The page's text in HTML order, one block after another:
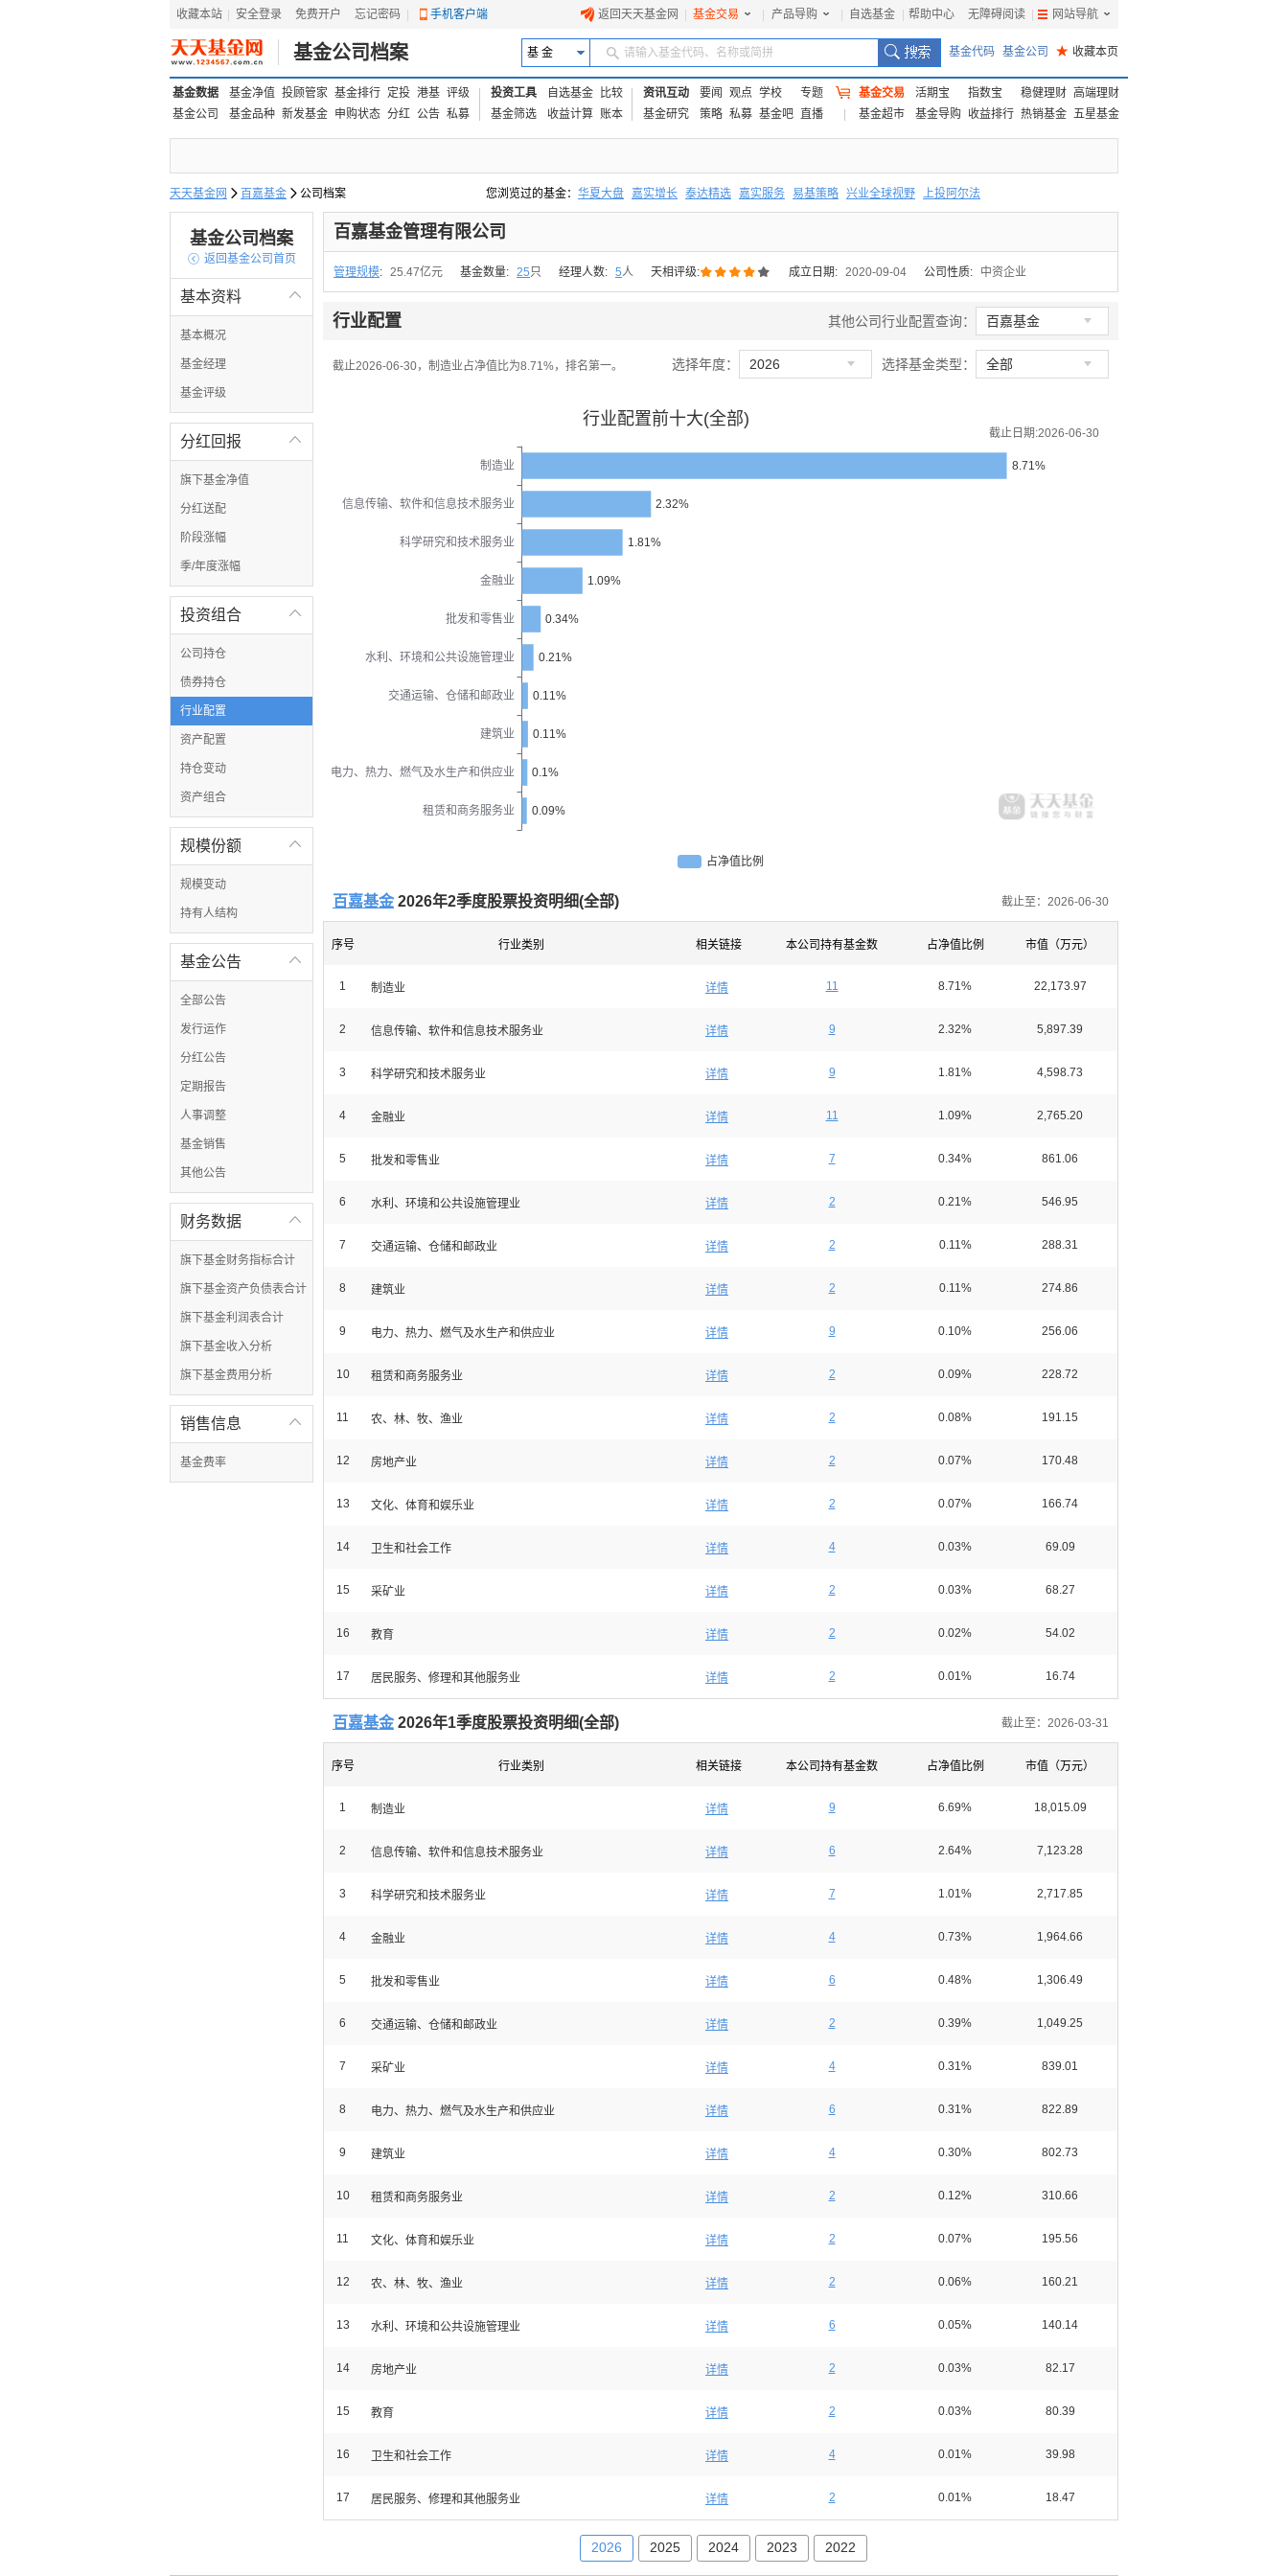
收藏本站 安全登录 免费开户 忘记密码 手机客户端 返回天天基金网 基金交易 产品导购 自选基金 帮助中心 无障碍阅读 网站导航
基金公司档案 基 金 请输入基金代码、名称或简拼 基金代码 基金公司 ★ 收藏本页
基金数据 基金净值 投顾管家 基金排行 定投 港基 评级
基金公司
基金品种 新发基金 申购状态 分红 公告 私募
投资工具 自选基金
比较
基金筛选
收益计算 账本
资讯互动 要闻 观点 学校
专题
基金研究
策略 私募 基金吧 直播
基金交易 活期宝 指数宝 稳健理财 高端理财
基金超市
基金导购 收益排行 热销基金 五星基金
天天基金网  百嘉基金  公司档案 您浏览过的基金： 华夏大盘 嘉实增长 泰达精选 嘉实服务 易基策略 兴业全球视野 上投阿尔法
易方达上证中盘ETF联接A
基金公司档案
 返回基金公司首页

基本资料
基本概况
基金经理
基金评级

分红回报
旗下基金净值
分红送配
阶段涨幅
季/年度涨幅

投资组合
公司持仓
债券持仓
行业配置
资产配置
持仓变动
资产组合

规模份额
规模变动
持有人结构

基金公告
全部公告
发行运作
分红公告
定期报告
人事调整
基金销售
其他公告

财务数据
旗下基金财务指标合计
旗下基金资产负债表合计
旗下基金利润表合计
旗下基金收入分析
旗下基金费用分析

销售信息
基金费率
百嘉基金管理有限公司
管理规模: 25.47亿元 基金数量: 25只 经理人数: 5人 天相评级: 成立日期: 2020-09-04 公司性质: 中资企业
行业配置 其他公司行业配置查询： 百嘉基金 
截止2026-06-30，制造业占净值比为8.71%，排名第一。 全部 
选择基金类型：
2026 
选择年度：
租赁和商务服务业
电力、热力、燃气及水生产和供应业
建筑业
交通运输、仓储和邮政业
水利、环境和公共设施管理业
批发和零售业
金融业
科学研究和技术服务业
信息传输、软件和信息技术服务业
制造业
0.09%
0.1%
0.11%
0.11%
0.21%
0.34%
1.09%
1.81%
2.32%
8.71%
占净值比例
截止日期:2026-06-30
行业配置前十大(全部)
百嘉基金 2026年2季度股票投资明细(全部) 截止至：2026-06-30
序号 行业类别 相关链接 本公司持有基金数 占净值比例 市值（万元）
1 制造业 详情 11 8.71% 22,173.97
2 信息传输、软件和信息技术服务业 详情 9 2.32% 5,897.39
3 科学研究和技术服务业 详情 9 1.81% 4,598.73
4 金融业 详情 11 1.09% 2,765.20
5 批发和零售业 详情 7 0.34% 861.06
6 水利、环境和公共设施管理业 详情 2 0.21% 546.95
7 交通运输、仓储和邮政业 详情 2 0.11% 288.31
8 建筑业 详情 2 0.11% 274.86
9 电力、热力、燃气及水生产和供应业 详情 9 0.10% 256.06
10 租赁和商务服务业 详情 2 0.09% 228.72
11 农、林、牧、渔业 详情 2 0.08% 191.15
12 房地产业 详情 2 0.07% 170.48
13 文化、体育和娱乐业 详情 2 0.07% 166.74
14 卫生和社会工作 详情 4 0.03% 69.09
15 采矿业 详情 2 0.03% 68.27
16 教育 详情 2 0.02% 54.02
17 居民服务、修理和其他服务业 详情 2 0.01% 16.74
百嘉基金 2026年1季度股票投资明细(全部) 截止至：2026-03-31
序号 行业类别 相关链接 本公司持有基金数 占净值比例 市值（万元）
1 制造业 详情 9 6.69% 18,015.09
2 信息传输、软件和信息技术服务业 详情 6 2.64% 7,123.28
3 科学研究和技术服务业 详情 7 1.01% 2,717.85
4 金融业 详情 4 0.73% 1,964.66
5 批发和零售业 详情 6 0.48% 1,306.49
6 交通运输、仓储和邮政业 详情 2 0.39% 1,049.25
7 采矿业 详情 4 0.31% 839.01
8 电力、热力、燃气及水生产和供应业 详情 6 0.31% 822.89
9 建筑业 详情 4 0.30% 802.73
10 租赁和商务服务业 详情 2 0.12% 310.66
11 文化、体育和娱乐业 详情 2 0.07% 195.56
12 农、林、牧、渔业 详情 2 0.06% 160.21
13 水利、环境和公共设施管理业 详情 6 0.05% 140.14
14 房地产业 详情 2 0.03% 82.17
15 教育 详情 2 0.03% 80.39
16 卫生和社会工作 详情 4 0.01% 39.98
17 居民服务、修理和其他服务业 详情 2 0.01% 18.47
2026 2025 2024 2023 2022